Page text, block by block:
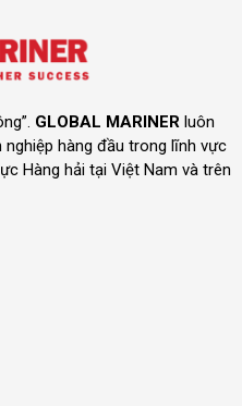
GLOBAL MARINER luôn
hàng đầu trong lĩnh vực
Hàng hải tại Việt Nam và trên